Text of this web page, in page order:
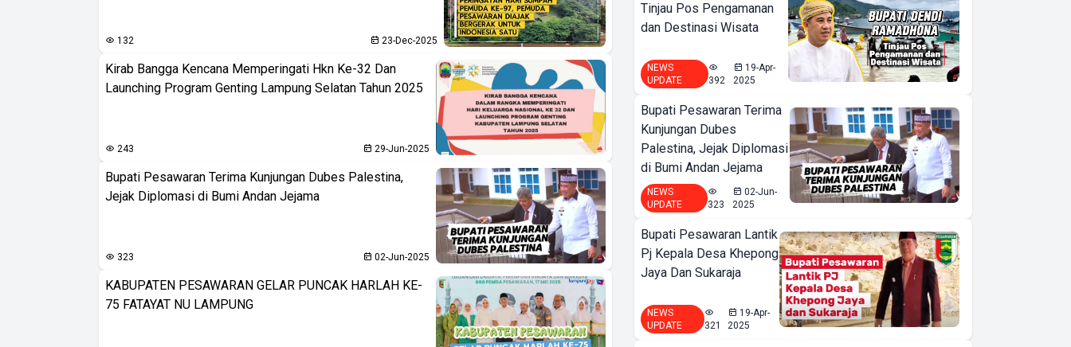
132 23-Dec-2025
Kirab Bangga Kencana Memperingati Hkn Ke-32 Dan
Launching Program Genting Lampung Selatan Tahun 2025
243 29-Jun-2025
Bupati Pesawaran Terima Kunjungan Dubes Palestina,
Jejak Diplomasi di Bumi Andan Jejama
323 02-Jun-2025
KABUPATEN PESAWARAN GELAR PUNCAK HARLAH KE-
75 FATAYAT NU LAMPUNG
Tinjau Pos Pengamanan
dan Destinasi Wisata
NEWS
UPDATE
392
19-Apr-
2025
Bupati Pesawaran Terima
Kunjungan Dubes
Palestina, Jejak Diplomasi
di Bumi Andan Jejama
NEWS
UPDATE
323
02-Jun-
2025
Bupati Pesawaran Lantik
Pj Kepala Desa Khepong
Jaya Dan Sukaraja
NEWS
UPDATE
321
19-Apr-
2025